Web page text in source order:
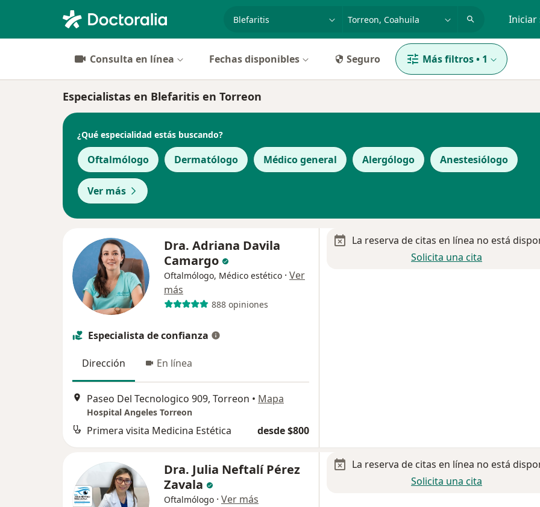
Iniciar
Consulta en línea Fechas disponibles Seguro Más filtros• 1
Especialistas en Blefaritis en Torreon
¿Qué especialidad estás buscando?
Oftalmólogo Dermatólogo Médico general Alergólogo Anestesiólogo
Ver más
Dra. Adriana Davila
Camargo
Oftalmólogo, Médico estético · Ver
más
888 opiniones
Especialista de confianza
Dirección En línea
Paseo Del Tecnologico 909, Torreon • Mapa
Hospital Angeles Torreon
Primera visita Medicina Estética desde $800
La reserva de citas en línea no está
Solicita una cita
Dra. Julia Neftalí Pérez
Zavala
Oftalmólogo · Ver más
La reserva de citas en línea no está
Solicita una cita